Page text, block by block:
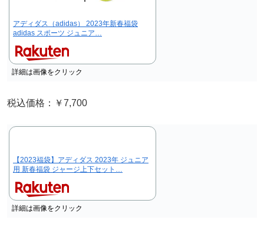
アディダス（adidas） 2023年新春福袋
adidas スポーツ ジュニア…
詳細は画像をクリック
税込価格：￥7,700
【2023福袋】アディダス 2023年 ジュニア
用 新春福袋 ジャージ上下セット…
詳細は画像をクリック